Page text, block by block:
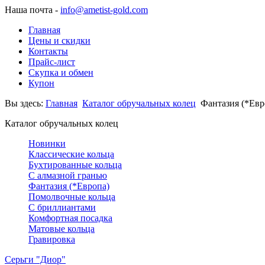
Наша почта - info@ametist-gold.com
Главная
Цены и скидки
Контакты
Прайс-лист
Скупка и обмен
Купон
Вы здесь: Главная Каталог обручальных колец Фантазия
Каталог обручальных колец
Новинки
Классические кольца
Бухтированные кольца
С алмазной гранью
Фантазия (*Европа)
Помолвочные кольца
С бриллиантами
Комфортная посадка
Матовые кольца
Гравировка
Серьги "Диор"